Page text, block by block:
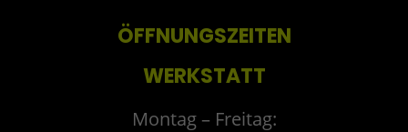
ÖFFNUNGSZEITEN
WERKSTATT
Montag – Freitag: